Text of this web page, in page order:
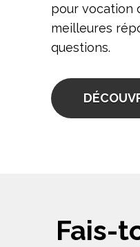
pour vocation
meilleures
questions.
Fais-